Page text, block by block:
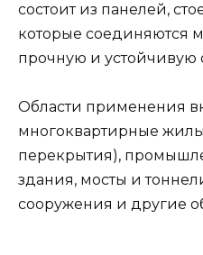
состоит из панелей,
которые соединяются
прочную и устойчивую
Области применения
многоквартирные
перекрытия),
здания, мосты и
сооружения и другие